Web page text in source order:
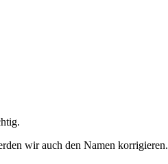
wir auch den Namen korrigieren.